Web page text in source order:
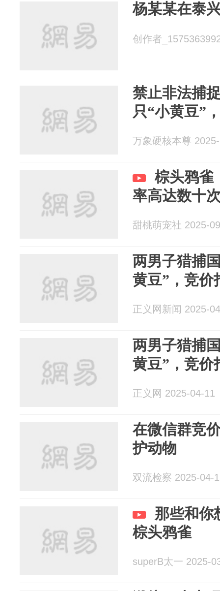
杨某某在泰
创作者
禁止非法捕
只“小黄豆”
万象硬核本尊
棕头鸦雀
率高达数十
甜桃萌宠社 2025-
两男子猎捕
黄豆”，竞价
正义网新闻 2025-
两男子猎捕
黄豆”，竞价
正义网 2025-04-11
在微信群竞
护动物
双流检察 2025-04-
那些和你
棕头鸦雀
superB太一 2025-